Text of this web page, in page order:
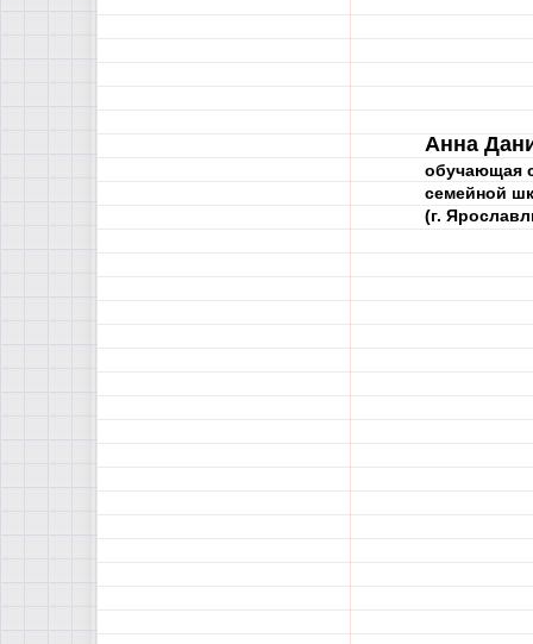
Анна
обучающая
семейной
(г.